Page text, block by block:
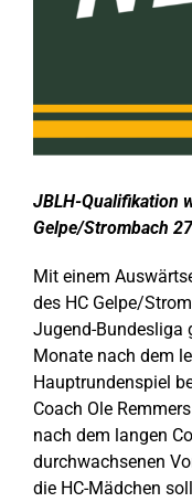
JBLH-Qualifikation
Gelpe/Strombach
Mit einem
des HC Gelpe/
Jugend-Bundesliga
Monate nach dem
Hauptrundenspiel
Coach Ole
nach dem langen
durchwachsenen
die HC-Mädchen